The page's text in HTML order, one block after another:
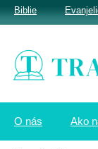
O nás Ako
Biblie